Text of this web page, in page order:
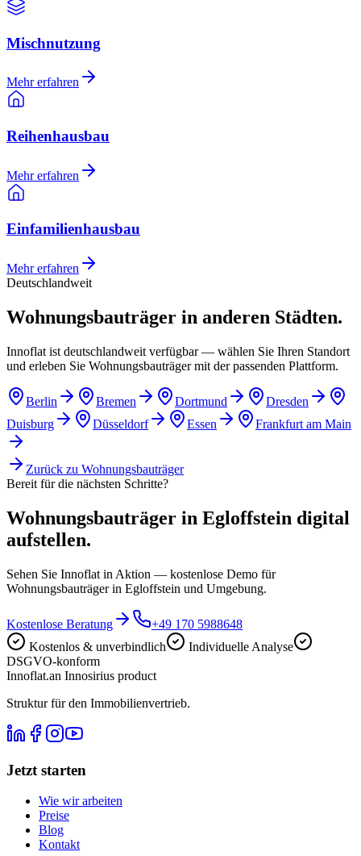
Mischnutzung
Mehr erfahren
Reihenhausbau
Mehr erfahren
Einfamilienhausbau
Mehr erfahren
Deutschlandweit
Wohnungsbauträger in anderen Städten.
Innoflat ist deutschlandweit verfügbar — wählen Sie Ihren Standort
und erleben Sie Wohnungsbauträger mit der passenden Plattform.
Berlin Bremen Dortmund
Dresden
Duisburg
Düsseldorf Essen Frankfurt am Main
Zurück zu Wohnungsbauträger
Bereit für die nächsten Schritte?
Wohnungsbauträger in Egloffstein digital
aufstellen.
Sehen Sie Innoflat in Aktion — kostenlose Demo für
Wohnungsbauträger in Egloffstein und Umgebung.
Kostenlose Beratung
+49 170 5988648
Kostenlos & unverbindlich
Individuelle Analyse
DSGVO-konform
Innoflat.an Innosirius product
Struktur für den Immobilienvertrieb.
Jetzt starten
Wie wir arbeiten
Preise
Blog
Kontakt